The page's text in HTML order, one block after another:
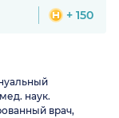
+ 150
наук.
врач,